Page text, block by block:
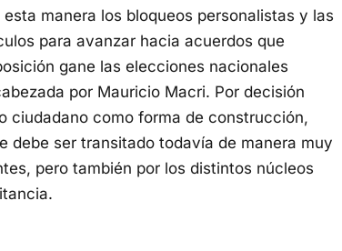
manera los bloqueos personalistas y las
para avanzar hacia acuerdos que
gane las elecciones nacionales
por Mauricio Macri. Por decisión
ciudadano como forma de construcción,
debe ser transitado todavía de manera muy
pero también por los distintos núcleos